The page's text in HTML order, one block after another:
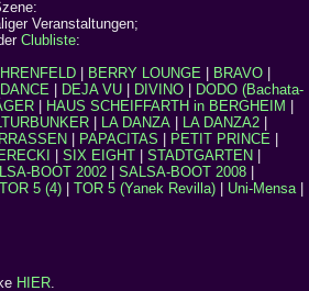
Veranstaltungen;
Clubliste:
| BERRY LOUNGE| BRAVO|
DEJA VU DIVINO
DODO (Bachata-
| HAUS SCHEIFFARTH in BERGHEIM
LA DANZA LA DANZA2
PAPACITAS PETIT PRINCE
SIX EIGHT| STADTGARTEN
BOOT 2002 SALSA-BOOT 2008
TOR 5 (4)| TOR 5 (Yanek Revilla)| Uni-Mensa|
HIER.